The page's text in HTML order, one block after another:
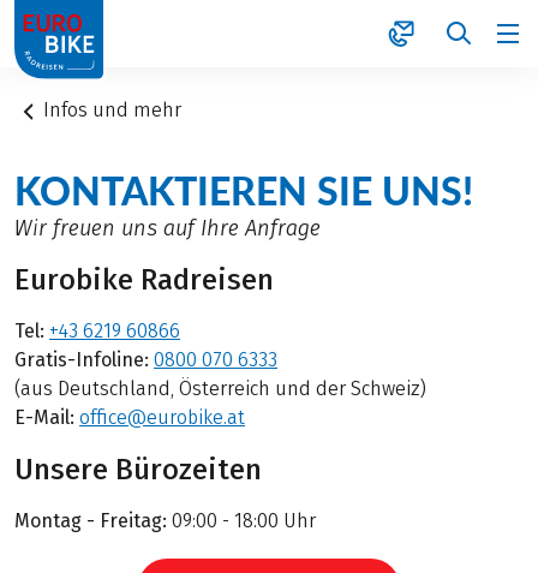
1
Infos und mehr
KONTAKTIEREN SIE UNS!
Wir freuen uns auf Ihre Anfrage
Eurobike Radreisen
Tel: +43 6219 60866
Gratis-Infoline: 0800 070 6333
(aus Deutschland, Österreich und der Schweiz)
E-Mail: office@eurobike.at
Unsere Bürozeiten
Montag - Freitag: 09:00 - 18:00 Uhr